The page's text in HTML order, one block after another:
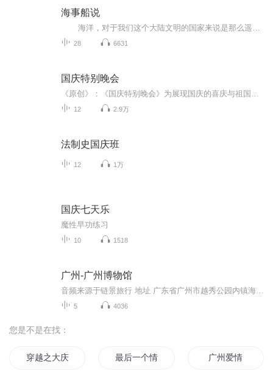
海事船说
28 6631
国庆特别晚会
12 2.9万
法制史国庆班
12 1万
国庆七天乐
魔性早功练习
10 1518
广州-广州博物馆
5 4036
您是不是在找：
穿越之大庆帝国 最后一个情人节 广州爱情